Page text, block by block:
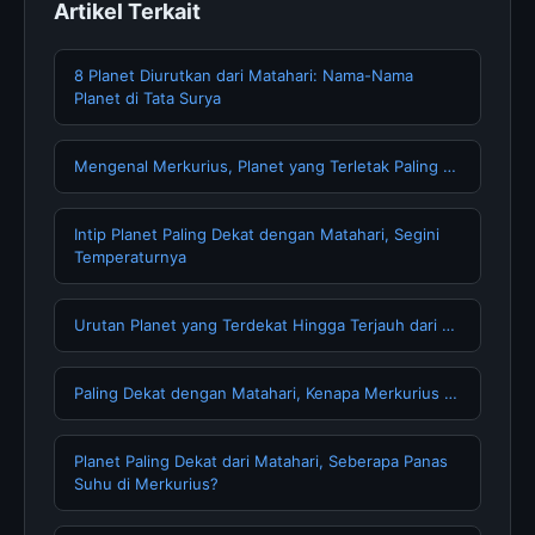
Artikel Terkait
8 Planet Diurutkan dari Matahari: Nama-Nama
Planet di Tata Surya
Mengenal Merkurius, Planet yang Terletak Paling …
Intip Planet Paling Dekat dengan Matahari, Segini
Temperaturnya
Urutan Planet yang Terdekat Hingga Terjauh dari …
Paling Dekat dengan Matahari, Kenapa Merkurius …
Planet Paling Dekat dari Matahari, Seberapa Panas
Suhu di Merkurius?